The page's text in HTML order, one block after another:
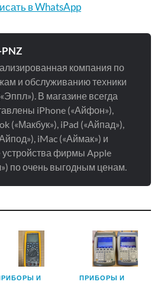
в WhatsApp
компания по
и обслуживанию техники
В магазине всегда
iPhone («Айфон»),
(«Макбук»), iPad («Айпад»),
iMac («Аймак») и
устройства фирмы Apple
по очень выгодным ценам.
И
ПРИБОРЫ И